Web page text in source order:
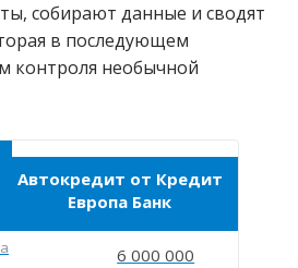
собирают данные и сводят
в последующем
контроля необычной
Автокредит от Кредит
Европа Банк
6 000 000